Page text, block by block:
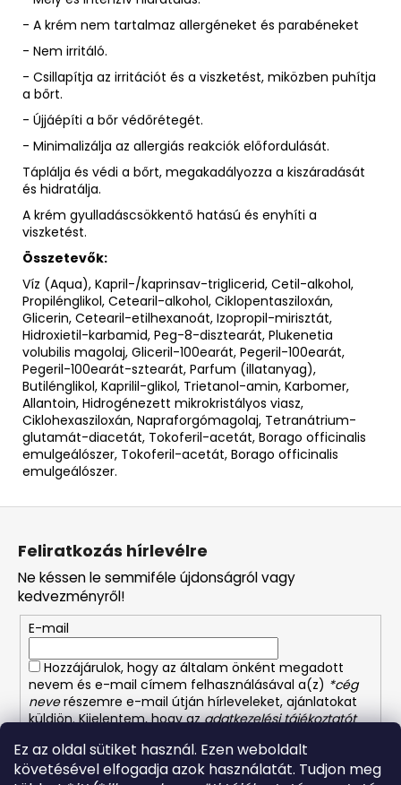
Ez az oldal sütiket használ. Ezen weboldalt
követésével elfogadja azok használatát. Tudjon meg
- A krém nem tartalmaz allergéneket és parabéneket
- Nem irritáló.
- Csillapítja az irritációt és a viszketést, miközben puhítja
a bőrt.
- Újjáépíti a bőr védőrétegét.
- Minimalizálja az allergiás reakciók előfordulását.
Táplálja és védi a bőrt, megakadályozza a kiszáradását
és hidratálja.
A krém gyulladáscsökkentő hatású és enyhíti a
viszketést.
Összetevők:
Víz (Aqua), Kapril-/kaprinsav-triglicerid, Cetil-alkohol,
Propilénglikol, Cetearil-alkohol, Ciklopentasziloxán,
Glicerin, Cetearil-etilhexanoát, Izopropil-mirisztát,
Hidroxietil-karbamid, Peg-8-disztearát, Plukenetia
volubilis magolaj, Gliceril-100earát, Pegeril-100earát,
Pegeril-100earát-sztearát, Parfum (illatanyag),
Butilénglikol, Kaprilil-glikol, Trietanol-amin, Karbomer,
Allantoin, Hidrogénezett mikrokristályos viasz,
Ciklohexasziloxán, Napraforgómagolaj, Tetranátrium-
glutamát-diacetát, Tokoferil-acetát, Borago officinalis
emulgeálószer, Tokoferil-acetát, Borago officinalis
emulgeálószer.
Feliratkozás hírlevélre
Ne késsen le semmiféle újdonságról vagy
kedvezményről!
E-mail
Hozzájárulok, hogy az általam önként megadott
nevem és e-mail címem felhasználásával a(z) *cég
neverészemre e-mail útján hírleveleket, ajánlatokat
küldjön. Kijelentem, hogy azadatkezelési tájékoztatót
bármikor visszavonhatom.